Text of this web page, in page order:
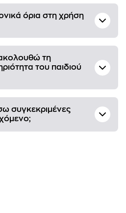
όρια στη χρήση
τη
του παιδιού
συγκεκριμένες